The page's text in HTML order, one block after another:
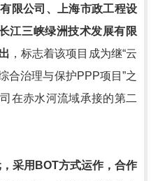
限公司、上海市政工程设
江三峡绿洲技术发展有限
，标志着该项目成为继“云
合治理与保护PPP项目”之
在赤水河流域承接的第二
采用BOT方式运作，合作